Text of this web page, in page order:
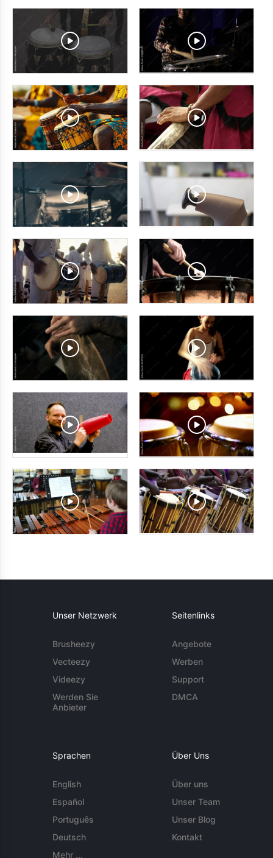
Unser Netzwerk
Brusheezy
Vecteezy
Videezy
Werden Sie
Anbieter
Seitenlinks
Angebote
Werben
Support
DMCA
Sprachen
English
Español
Português
Deutsch
Mehr ...
Über Uns
Über uns
Unser Team
Unser Blog
Kontakt